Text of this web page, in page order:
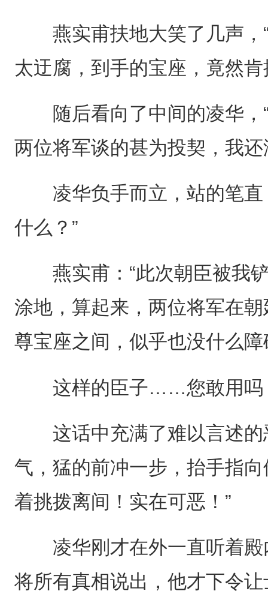
燕实甫扶地大笑了几声，“
太迂腐，到手的宝座，竟然
随后看向了中间的凌华，“
两位将军谈的甚为投契，我
凌华负手而立，站的笔直
什么？”
燕实甫：“此次朝臣被我铲
涂地，算起来，两位将军在
尊宝座之间，似乎也没什么
这样的臣子……您敢用吗
这话中充满了难以言述的
气，猛的前冲一步，抬手指
着挑拨离间！实在可恶！”
凌华刚才在外一直听着殿
将所有真相说出，他才下令